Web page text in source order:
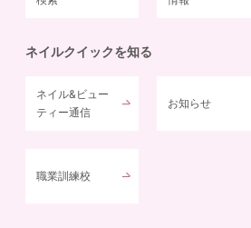
ネイルクイックを知る
ネイル&ビュー
ティー通信
お知らせ
職業訓練校